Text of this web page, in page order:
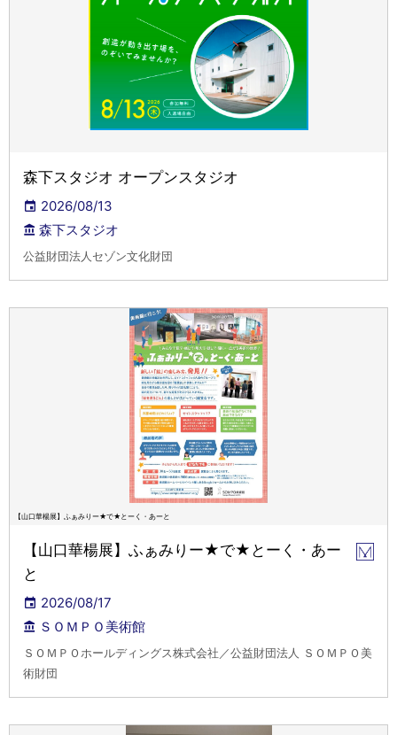
森下スタジオ オープンスタジオ
2026/08/13
森下スタジオ
公益財団法人セゾン文化財団
【山口華楊展】ふぁみりー★で★とーく・あーと
【山口華楊展】ふぁみりー★で★とーく・あー
と
2026/08/17
ＳＯＭＰＯ美術館
ＳＯＭＰＯホールディングス株式会社／公益財団法人 ＳＯＭＰＯ美
術財団